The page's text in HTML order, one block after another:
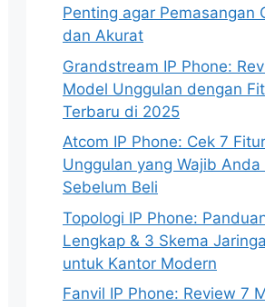
Penting agar Pemasangan
dan Akurat
Grandstream IP Phone:
Model Unggulan dengan
Terbaru di 2025
Atcom IP Phone: Cek 7 Fitur
Unggulan yang Wajib Anda
Sebelum Beli
Topologi IP Phone:
Lengkap & 3 Skema
untuk Kantor Modern
Fanvil IP Phone: Review 7